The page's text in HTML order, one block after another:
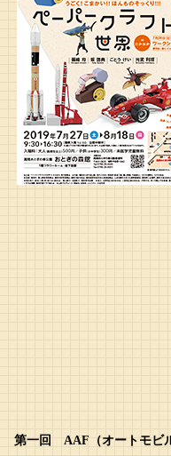
第一回 AAF（オートモビ